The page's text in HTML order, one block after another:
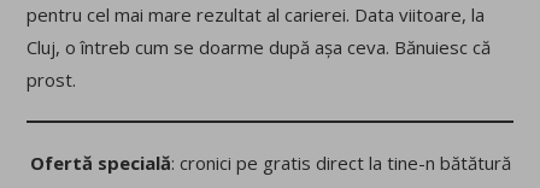
pentru cel mai mare rezultat al carierei. Data viitoare, la
Cluj, o întreb cum se doarme după așa ceva. Bănuiesc că
prost.
Ofertă specială: cronici pe gratis direct la tine-n bătătură